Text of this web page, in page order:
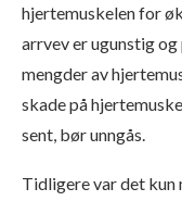
hjertemuskelen for
arrvev er ugunstig
mengder av
skade på
sent, bør unngås.
Tidligere var det kun